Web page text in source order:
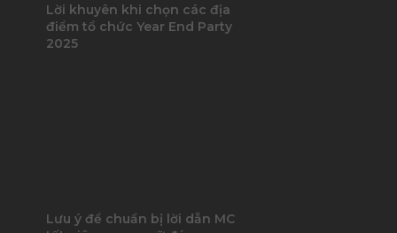
Lời khuyên khi chọn các địa
điểm tổ chức Year End Party
2025
Lưu ý để chuẩn bị lời dẫn MC